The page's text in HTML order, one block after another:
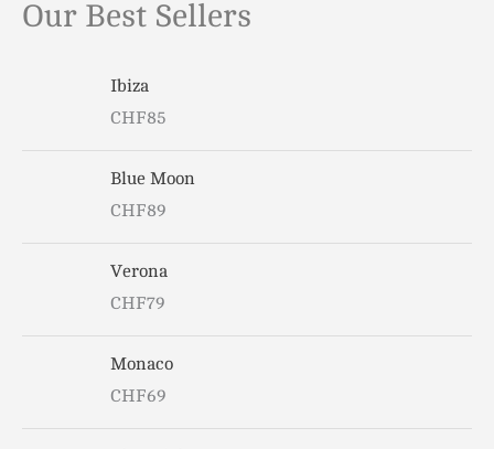
u
Our Best Sellers
Ibiza
CHF85
Blue Moon
CHF89
Verona
CHF79
Monaco
CHF69